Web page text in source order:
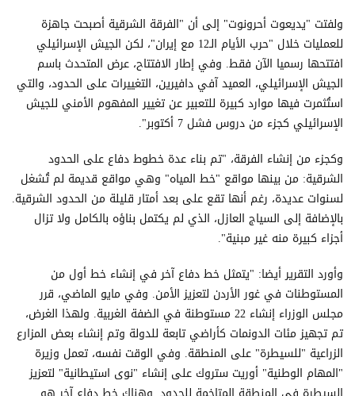
ولفتت "يديعوت أحرونوت" إلى أن "الفرقة الشرقية أصبحت جاهزة
للعمليات خلال "حرب الأيام الـ12 مع إيران"، لكن الجيش الإسرائيلي
افتتحها رسميا الآن فقط. وفي إطار الافتتاح، عرض المتحدث باسم
الجيش الإسرائيلي، العميد آفي دافيرين، التغييرات على الحدود، والتي
استُثمرت فيها موارد كبيرة للتعبير عن تغيير المفهوم الأمني للجيش
الإسرائيلي كجزء من دروس فشل 7 أكتوبر".
وكجزء من إنشاء الفرقة، "تم بناء عدة خطوط دفاع على الحدود
الشرقية: من بينها مواقع "خط المياه" وهي مواقع قديمة لم تُشغل
لسنوات عديدة، رغم أنها تقع على بعد أمتار قليلة من الحدود الشرقية.
بالإضافة إلى السياج العازل، الذي لم يكتمل بناؤه بالكامل ولا تزال
أجزاء كبيرة منه غير مبنية".
وأورد التقرير أيضا: "يتمثل خط دفاع آخر في إنشاء خط أول من
المستوطنات في غور الأردن لتعزيز الأمن. وفي مايو الماضي، قرر
مجلس الوزراء إنشاء 22 مستوطنة في الضفة الغربية. ولهذا الغرض،
تم تجهيز مئات الدونمات كأراضي تابعة للدولة وتم إنشاء بعض المزارع
الزراعية "للسيطرة" على المنطقة. وفي الوقت نفسه، تعمل وزيرة
"المهام الوطنية" أوريت ستروك على إنشاء "نوى استيطانية" لتعزيز